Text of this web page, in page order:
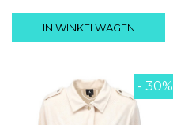
IN WINKELWAGEN
- 30%